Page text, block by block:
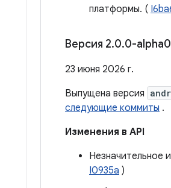
платформы. (
Версия 2.0.0-
23 июня 2026 г.
Выпущена версия
следующие коммиты .
Изменения в API
Незначительное
I0935a )